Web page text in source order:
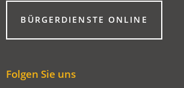
NEUEN
TAB)BÜRGERDIENSTE ONLINE
(ÖFFNET
EINEM
Folgen Sie uns